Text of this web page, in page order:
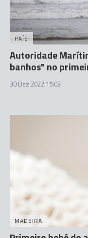
PAÍS
Autoridade
banhos" no
30 Dez 2022 15:03
MADEIRA